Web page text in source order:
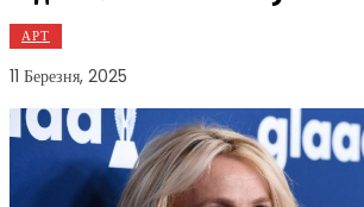
АРТ
11 Березня, 2025